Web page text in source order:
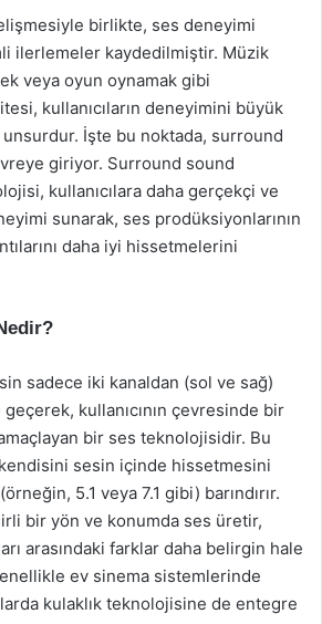
birlikte, ses deneyimi
ilerlemeler kaydedilmiştir. Müzik
veya oyun oynamak gibi
kullanıcıların deneyimini büyük
İşte bu noktada, surround
giriyor. Surround sound
kullanıcılara daha gerçekçi ve
sunarak, ses prodüksiyonlarının
daha iyi hissetmelerini
sadece iki kanaldan (sol ve sağ)
geçerek, kullanıcının çevresinde bir
bir ses teknolojisidir. Bu
kendisini sesin içinde hissetmesini
5.1 veya 7.1 gibi) barındırır.
bir yön ve konumda ses üretir,
arasındaki farklar daha belirgin hale
ev sinema sistemlerinde
kulaklık teknolojisine de entegre